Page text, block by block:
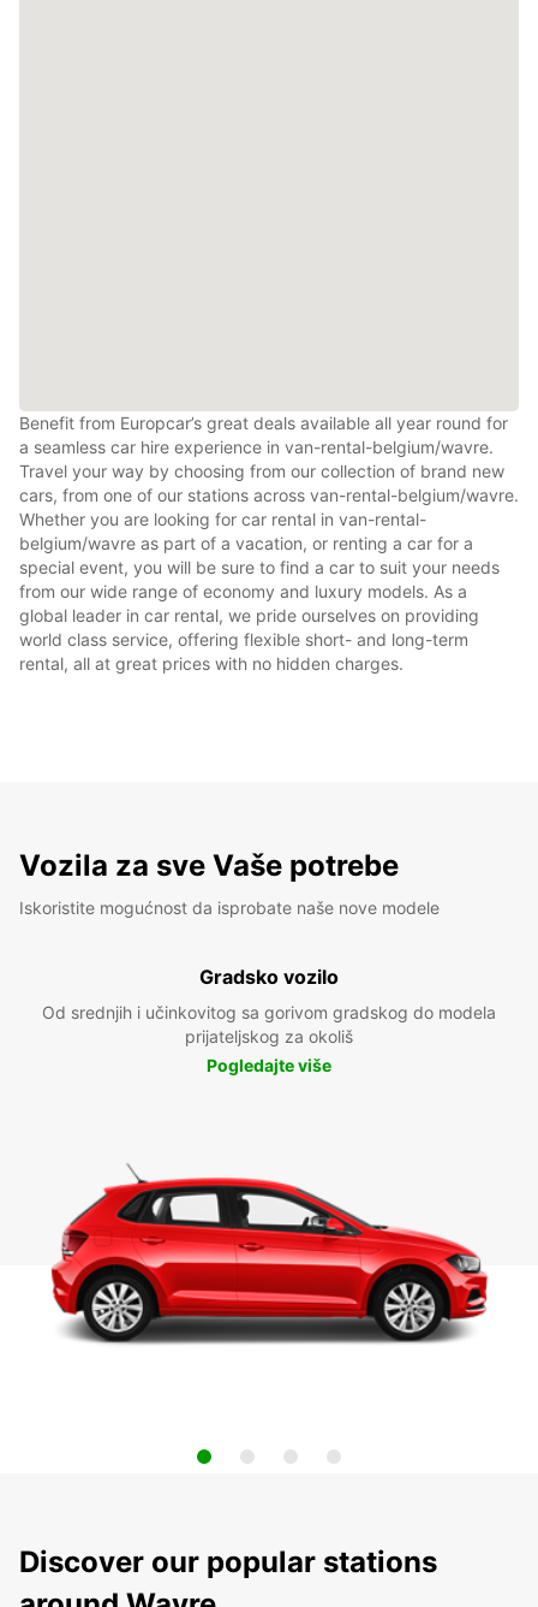
Benefit from Europcar’s great deals available all year round for
a seamless car hire experience in van-rental-belgium/wavre.
Travel your way by choosing from our collection of brand new
cars, from one of our stations across van-rental-belgium/wavre.
Whether you are looking for car rental in van-rental-
belgium/wavre as part of a vacation, or renting a car for a
special event, you will be sure to find a car to suit your needs
from our wide range of economy and luxury models. As a
global leader in car rental, we pride ourselves on providing
world class service, offering flexible short- and long-term
rental, all at great prices with no hidden charges.
Vozila za sve Vaše potrebe
Iskoristite mogućnost da isprobate naše nove modele
Gradsko vozilo
Od srednjih i učinkovitog sa gorivom gradskog do modela
prijateljskog za okoliš
Pogledajte više
Discover our popular stations